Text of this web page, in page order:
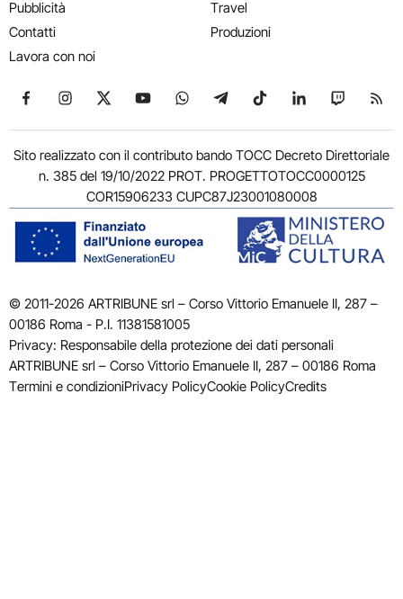
Pubblicità
Contatti
Lavora con noi
Travel
Produzioni
Seguici su Facebook
Seguici su Instagram
Seguici su X
Seguici su YouTube
Seguici su WhatsApp
Seguici su Telegram
Seguici su TikTok
Seguici su
Seguici
Sito realizzato con il contributo bando TOCC Decreto Direttoriale
n. 385 del 19/10/2022 PROT. PROGETTOTOCC0000125
COR15906233 CUPC87J23001080008
© 2011-2026 ARTRIBUNE srl – Corso Vittorio Emanuele II, 287 –
00186 Roma - P.I. 11381581005
Privacy: Responsabile della protezione dei dati personali
ARTRIBUNE srl – Corso Vittorio Emanuele II, 287 – 00186 Roma
Termini e condizioniPrivacy PolicyCookie PolicyCredits